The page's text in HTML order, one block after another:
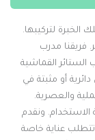
لتركيبها.
مدرب
القماشية
أو مثبتة في
والعصرية.
ونقدم
عناية خاصة